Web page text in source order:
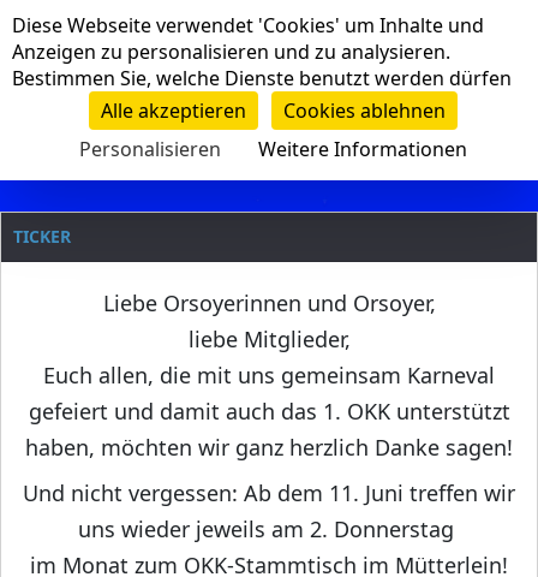
Navigation
Clanname
TICKER
Liebe Orsoyerinnen und Orsoyer,
liebe Mitglieder,
Euch allen, die mit uns gemeinsam Karneval
gefeiert und damit auch das 1. OKK unterstützt
haben, möchten wir ganz herzlich Danke sagen!
Und nicht vergessen: Ab dem 11. Juni treffen wir
uns wieder jeweils am 2. Donnerstag
im Monat zum OKK-Stammtisch im Mütterlein!
Cookie-Einstellungen
Diese Webseite verwendet 'Cookies' um Inhalte und
Anzeigen zu personalisieren und zu analysieren.
Bestimmen Sie, welche Dienste benutzt werden dürfen
Alle akzeptieren
Cookies ablehnen
Personalisieren
Weitere Informationen